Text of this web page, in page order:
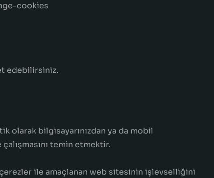
cookies
edebilirsiniz.
olarak bilgisayarınızdan ya da mobil
temin etmektir.
ile amaçlanan web sitesinin işlevselliğini